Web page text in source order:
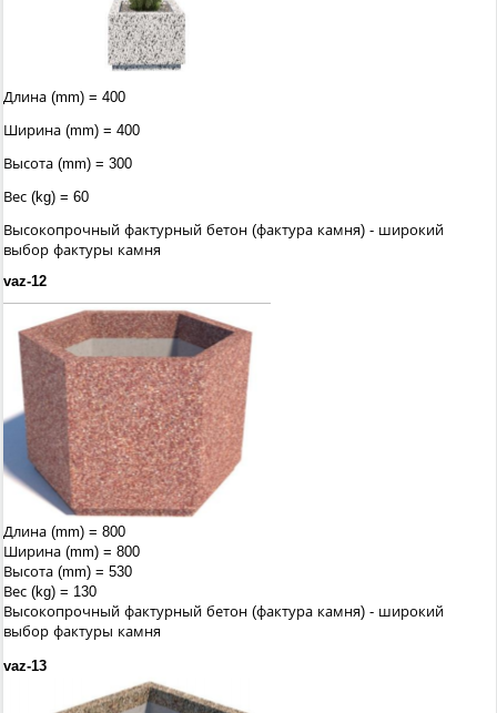
Длина (mm) = 400
Ширина (mm) = 400
Высота (mm) = 300
Вес (kg) = 60
Высокопрочный фактурный бетон (фактура камня) - широкий
выбор фактуры камня
vaz-12
Длина (mm) = 800
Ширина (mm) = 800
Высота (mm) = 530
Вес (kg) = 130
Высокопрочный фактурный бетон (фактура камня) - широкий
выбор фактуры камня
vaz-13